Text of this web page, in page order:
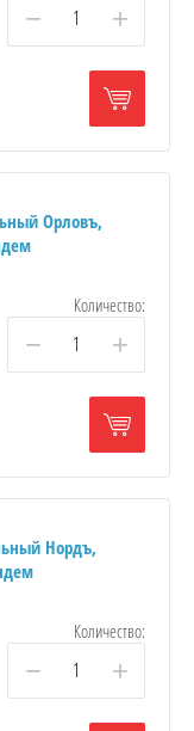
− +
Орловъ,
Количество:
− +
Нордъ,
Количество:
− +